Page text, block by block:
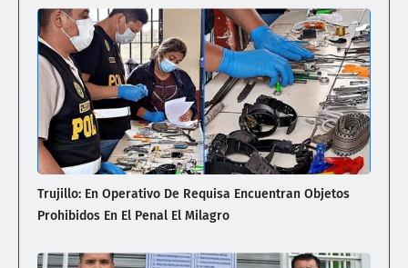
Trujillo: En Operativo De Requisa Encuentran Objetos
Prohibidos En El Penal El Milagro